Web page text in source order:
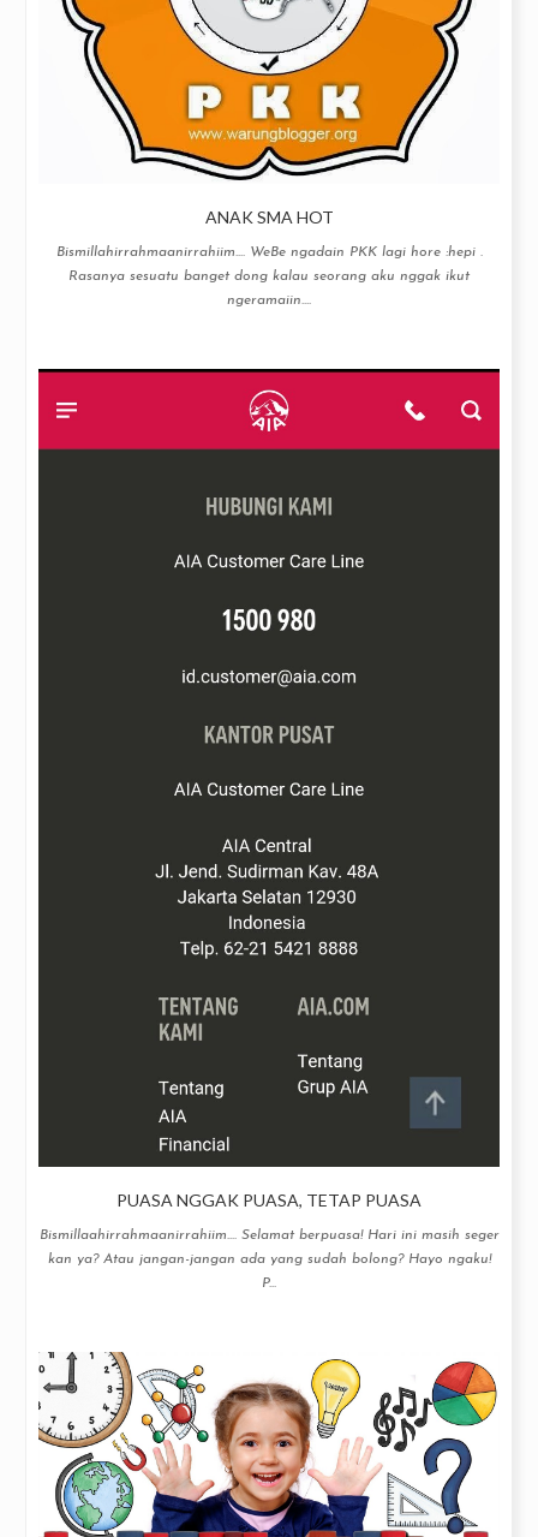
ANAK SMA HOT
Bismillahirrahmaanirrahiim…. WeBe ngadain PKK lagi hore :hepi .
Rasanya sesuatu banget dong kalau seorang aku nggak ikut
ngeramaiin....
PUASA NGGAK PUASA, TETAP PUASA
Bismillaahirrahmaanirrahiim.... Selamat berpuasa! Hari ini masih seger
kan ya? Atau jangan-jangan ada yang sudah bolong? Hayo ngaku!
P...